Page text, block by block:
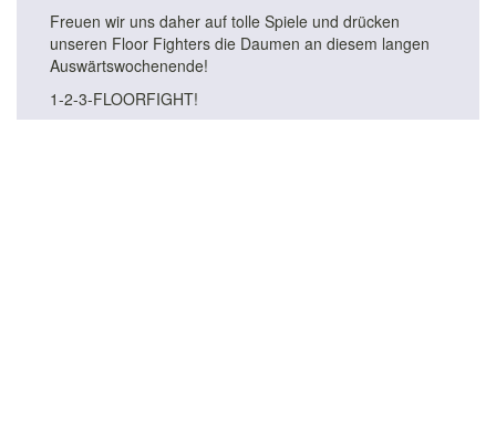
Freuen wir uns daher auf tolle Spiele und drücken
unseren Floor Fighters die Daumen an diesem langen
Auswärtswochenende!
1-2-3-FLOORFIGHT!